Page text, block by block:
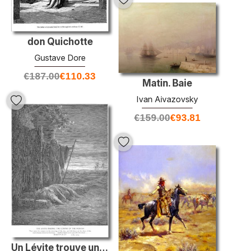
don Quichotte
Gustave Dore
€187.00€110.33
Matin. Baie
Ivan Aivazovsky
€159.00€93.81
Un Lévite trouve un cadavre d'une femme